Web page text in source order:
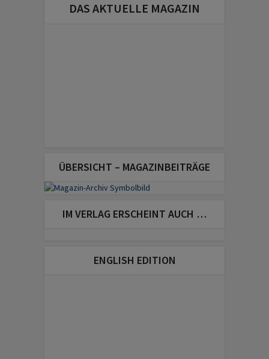
DAS AKTUELLE MAGAZIN
ÜBERSICHT – MAGAZINBEITRÄGE
IM VERLAG ERSCHEINT AUCH …
ENGLISH EDITION